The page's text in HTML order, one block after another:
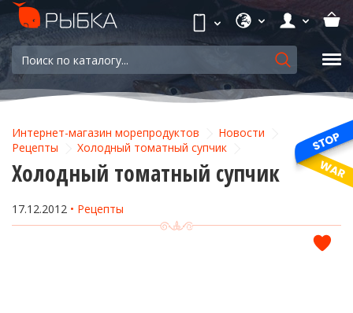
Интернет-магазин морепродуктов
Новости
Рецепты
Холодный томатный супчик
Холодный томатный супчик
17.12.2012 Рецепты